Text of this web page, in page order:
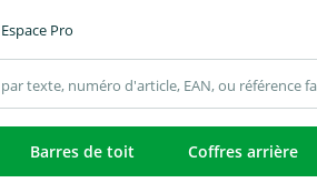
Espace Pro
Barres de toit Coffres arrière